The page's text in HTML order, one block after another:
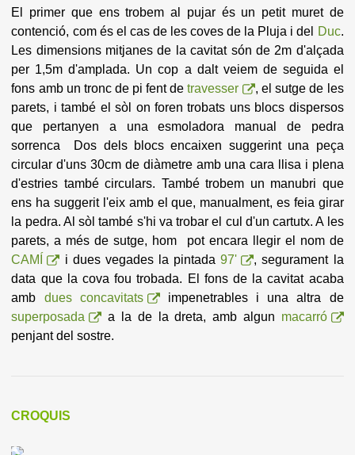
El primer que ens trobem al pujar és un petit muret de
contenció, com és el cas de les coves de la Pluja i del
Duc.
Les dimensions mitjanes de la cavitat són de 2m d'alçada
per 1,5m d'amplada. Un cop a dalt veiem de seguida el
fons amb un tronc de pi fent detravesser
, el sutge de les
parets, i també el sòl on foren trobats uns blocs dispersos
que pertanyen a una esmoladora manual de pedra
sorrenca Dos dels blocs encaixen suggerint una peça
circular d'uns 30cm de diàmetre amb una cara llisa i plena
d'estries també circulars. També trobem un manubri que
ens ha suggerit l'eix amb el que, manualment, es feia girar
la pedra. Al sòl també s'hi va trobar el cul d'un cartutx. A les
parets, a més de sutge, hom pot encara llegir el nom de
CAMÍ
i dues vegades la pintada97'
, segurament la
data que la cova fou trobada. El fons de la cavitat acaba
amb dues concavitats
impenetrables i una altra de
superposada
a la de la dreta, amb algun macarró
penjant del sostre.
CROQUIS